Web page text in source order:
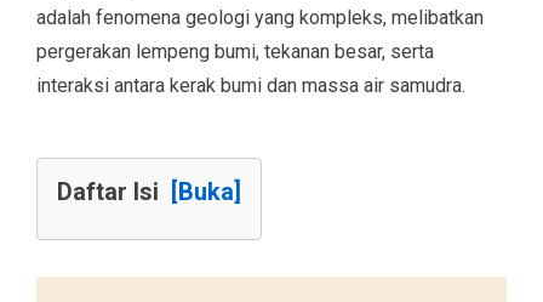
adalah fenomena geologi yang kompleks, melibatkan
pergerakan lempeng bumi, tekanan besar, serta
interaksi antara kerak bumi dan massa air samudra.
Daftar Isi [Buka]